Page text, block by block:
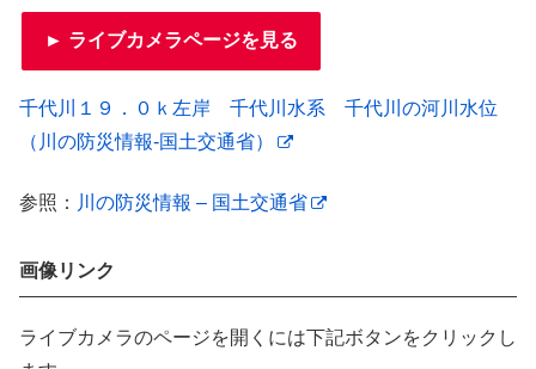
► ライブカメラページを見る
千代川１９．０ｋ左岸 千代川水系 千代川の河川水位
（川の防災情報-国土交通省）
参照： 川の防災情報 – 国土交通省
画像リンク
ライブカメラのページを開くには下記ボタンをクリックし